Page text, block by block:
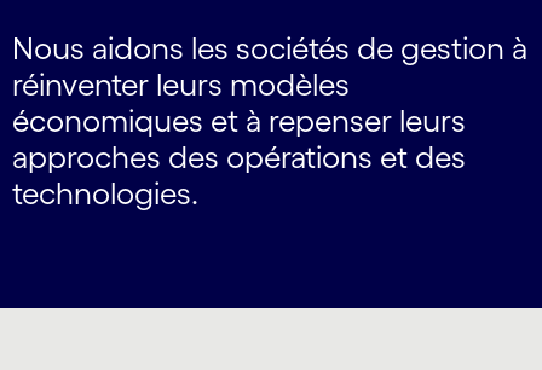
Nous aidons les sociétés de gestion à
réinventer leurs modèles
économiques et à repenser leurs
approches des opérations et des
technologies.